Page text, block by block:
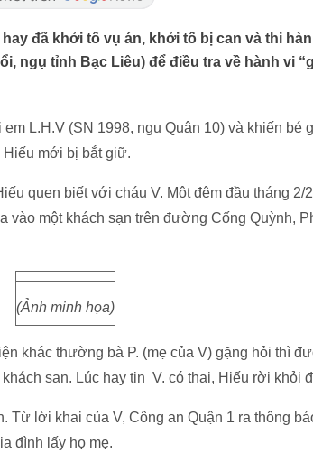
hay đã khởi tố vụ án, khởi tố bị can và thi
ngụ tỉnh Bạc Liêu) để điều tra về hành vi
L.H.V (SN 1998, ngụ Quận 10) và khiến bé
mới bị bắt giữ.
quen biết với cháu V. Một đêm đầu tháng 2/
vào một khách sạn trên đường Cống Quỳnh,
(Ảnh minh họa)
khác thường bà P. (mẹ của V) gặng hỏi thì
sạn. Lúc hay tin V. có thai, Hiếu rời khỏi
Từ lời khai của V, Công an Quận 1 ra thông
đình lấy họ mẹ.